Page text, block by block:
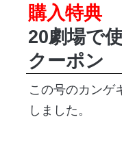
購入特典
20劇場で
クーポン
この号のカンゲ
しました。